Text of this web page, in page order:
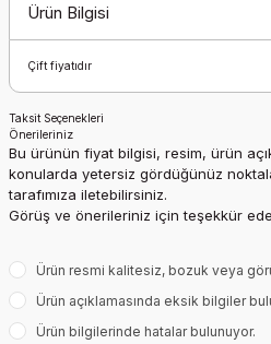
Ürün Bilgisi
Çift fiyatıdır
Taksit Seçenekleri
Önerileriniz
Bu ürünün fiyat bilgisi, resim, ürün
konularda yetersiz gördüğünüz
tarafımıza iletebilirsiniz.
Görüş ve önerileriniz için teşekkür
Ürün resmi kalitesiz, bozuk veya
Ürün açıklamasında eksik bilgiler
Ürün bilgilerinde hatalar bulunuyor.